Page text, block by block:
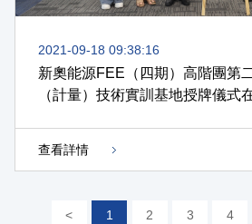
2021-09-18 09:38:16
新奧能源FEE（四期）高階團第
（計量）技術實訓基地授牌儀式
查看詳情
< 1 2 3 4